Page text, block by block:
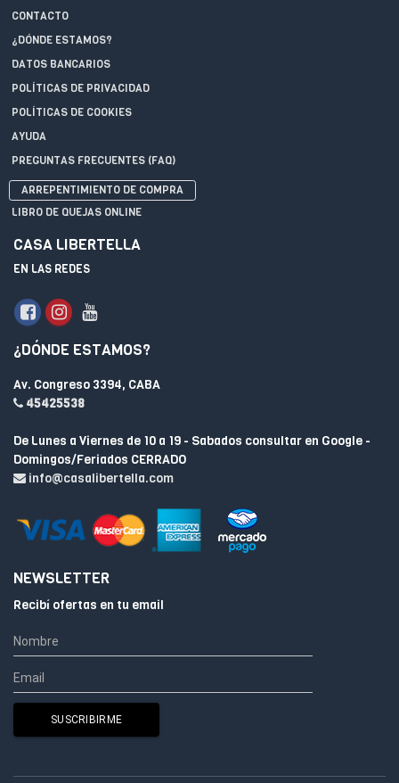
CONTACTO
¿DÓNDE ESTAMOS?
DATOS BANCARIOS
POLÍTICAS DE PRIVACIDAD
POLÍTICAS DE COOKIES
AYUDA
PREGUNTAS FRECUENTES (FAQ)
ARREPENTIMIENTO DE COMPRA
LIBRO DE QUEJAS ONLINE
CASA LIBERTELLA
EN LAS REDES
¿DÓNDE ESTAMOS?
Av. Congreso 3394, CABA
45425538
De Lunes a Viernes de 10 a 19 - Sabados consultar en Google -
Domingos/Feriados CERRADO
info@casalibertella.com
NEWSLETTER
Recibí ofertas en tu email